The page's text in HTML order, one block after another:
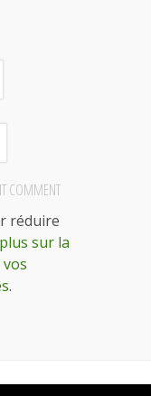
réduire
sur la
.